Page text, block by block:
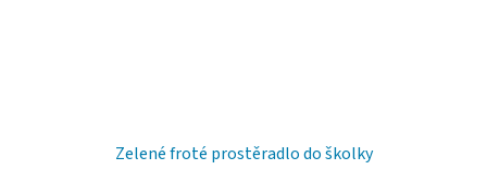
Zelené froté prostěradlo do školky